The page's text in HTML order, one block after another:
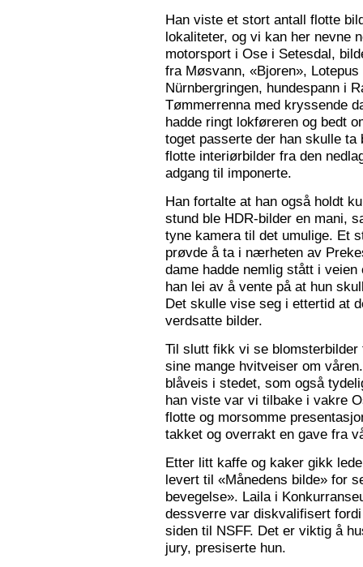
Han viste et stort antall flotte
lokaliteter, og vi kan her nevne
motorsport i Ose i Setesdal,
fra Møsvann, «Bjoren»,
Nürnbergringen, hundespann i
Tømmerrenna med kryssende
hadde ringt lokføreren og bedt
toget passerte der han skulle
flotte interiørbilder fra den
adgang til imponerte.
Han fortalte at han også holdt
stund ble HDR-bilder en mani,
tyne kamera til det umulige. Et
prøvde å ta i nærheten av
dame hadde nemlig stått i
han lei av å vente på at hun
Det skulle vise seg i ettertid at
verdsatte bilder.
Til slutt fikk vi se
sine mange hvitveiser om
blåveis i stedet, som også
han viste var vi tilbake i vakre
flotte og morsomme
takket og overrakt en gave fra
Etter litt kaffe og kaker gikk
levert til «Månedens bilde» for
bevegelse». Laila i
dessverre var diskvalifisert
siden til NSFF. Det er viktig å
jury, presiserte hun.